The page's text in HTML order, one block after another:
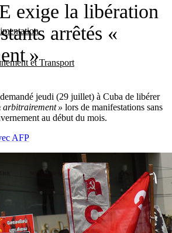
et Transport
exige la libération
arrêtés «
»
jeudi (29 juillet) à Cuba de libérer
arbitrairement » lors de manifestations sans
au début du mois.
AFP